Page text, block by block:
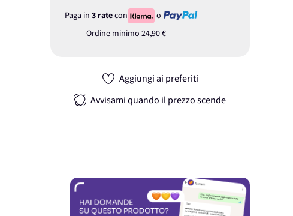
Paga in 3 ratecon
o
Ordine minimo 24,90 €
Aggiungi ai preferiti
Avvisami quando il prezzo scende